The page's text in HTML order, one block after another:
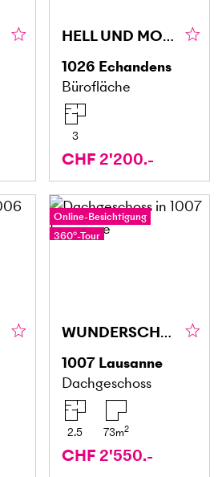
HELL UND MODERN AN ZENTRALER LAGE
1026 Echandens
Bürofläche
3
CHF 2'200.-
Online-Besichtigung
360°-Tour
WUNDERSCHÖN, MÖBLIERT ZWISCHEN SEE UND BAHNHOF!
1007 Lausanne
Dachgeschoss
2.5 73m2
CHF 2'550.-